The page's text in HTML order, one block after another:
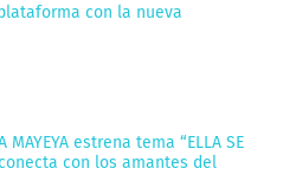
con la nueva
estrena tema “ELLA SE
con los amantes del